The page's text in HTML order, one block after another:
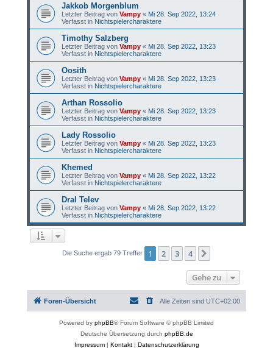
Jakkob Morgenblum
Letzter Beitrag von Vampy« Mi 28. Sep 2022, 13:24
Verfasst in Nichtspielercharaktere
Timothy Salzberg
Letzter Beitrag von Vampy« Mi 28. Sep 2022, 13:23
Verfasst in Nichtspielercharaktere
Oosith
Letzter Beitrag von Vampy« Mi 28. Sep 2022, 13:23
Verfasst in Nichtspielercharaktere
Arthan Rossolio
Letzter Beitrag von Vampy« Mi 28. Sep 2022, 13:23
Verfasst in Nichtspielercharaktere
Lady Rossolio
Letzter Beitrag von Vampy« Mi 28. Sep 2022, 13:23
Verfasst in Nichtspielercharaktere
Khemed
Letzter Beitrag von Vampy« Mi 28. Sep 2022, 13:22
Verfasst in Nichtspielercharaktere
Dral Telev
Letzter Beitrag von Vampy« Mi 28. Sep 2022, 13:22
Verfasst in Nichtspielercharaktere
Die Suche ergab 79 Treffer 1 2 3 4
Gehe zu
Foren-Übersicht Alle Zeiten sind UTC+02:00
Powered by phpBB® Forum Software © phpBB Limited
Deutsche Übersetzung durch phpBB.de
Impressum| Kontakt| Datenschutzerklärung